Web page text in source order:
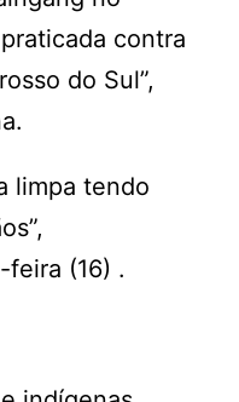
contra
do Sul”,
limpa tendo
(16) .